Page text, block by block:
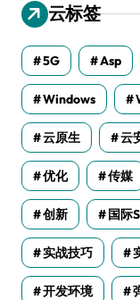
云标签
5G Asp
Windows
云原生 云
优化 传媒
创新 国际
实战技巧
开发环境